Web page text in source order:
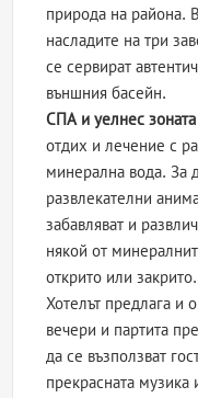
природа на района.
насладите на три
се сервират
външния басейн.
СПА и уелнес зоната
отдих и лечение с
минерална вода. За
развлекателни
забавляват и
някой от
открито или закрито.
Хотелът предлага и
вечери и партита
да се възползват
прекрасната